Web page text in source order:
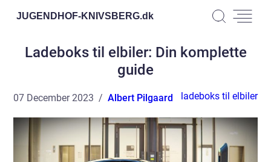
JUGENDHOF-KNIVSBERG.dk
Ladeboks til elbiler: Din komplette
guide
07 December 2023 Albert Pilgaard ladeboks til elbiler